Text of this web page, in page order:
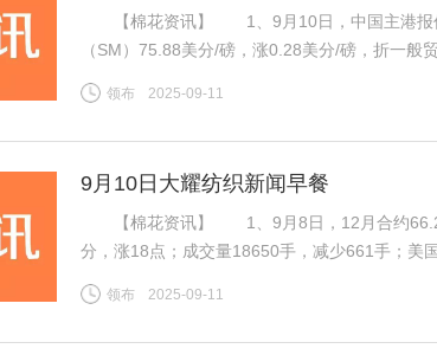
【棉花资讯】 1、9月10日，中国主港报价
（SM）75.88美分/磅，涨0.28美分/磅，折一般
磅，涨0.28美分/磅，折一般贸易港口提货
领布 2025-09-11
9月10日大耀纺织新闻早餐
【棉花资讯】 1、9月8日，12月合约
分，涨18点；成交量18650手，减少661手；美
增，对金融市场有非常重要的积极作用。
领布 2025-09-11